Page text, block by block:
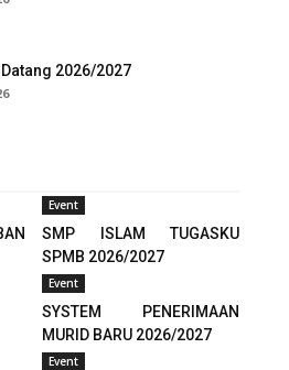
2026/2027
Event
SMP ISLAM TUGASKU
SPMB 2026/2027
Event
SYSTEM PENERIMAAN
MURID BARU 2026/2027
Event